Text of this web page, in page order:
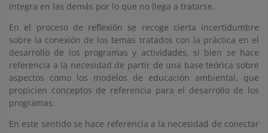
integra en las demás por lo que no llega a tratarse.
En el proceso de reflexión se recoge cierta incertidumbre
sobre la conexión de los temas tratados con la práctica en el
desarrollo de los programas y actividades, si bien se hace
referencia a la necesidad de partir de una base teórica sobre
aspectos como los modelos de educación ambiental, que
propicien conceptos de referencia para el desarrollo de los
programas.
En este sentido se hace referencia a la necesidad de conectar